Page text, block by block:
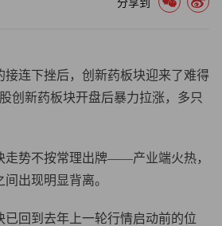
分享到
接连下挫后，创新药板块迎来了难得
创新药板块开盘后暴力拉涨，多只
走势不按常理出牌——产业端火热，
出现明显背离。
已回到去年上一轮行情启动前的位